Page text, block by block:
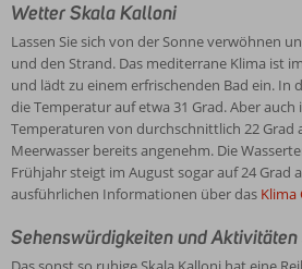
Wetter Skala Kalloni
Lassen Sie sich von der Sonne verwöhnen
und den Strand. Das mediterrane Klima ist
und lädt zu einem erfrischenden Bad ein. In
die Temperatur auf etwa 31 Grad. Aber
Temperaturen von durchschnittlich 22 Grad
Meerwasser bereits angenehm. Die
Frühjahr steigt im August sogar auf 24 Grad
ausführlichen Informationen über das Klima
Sehenswürdigkeiten und